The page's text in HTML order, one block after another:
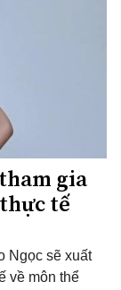
gia
tế
Ngọc sẽ xuất
về môn thể